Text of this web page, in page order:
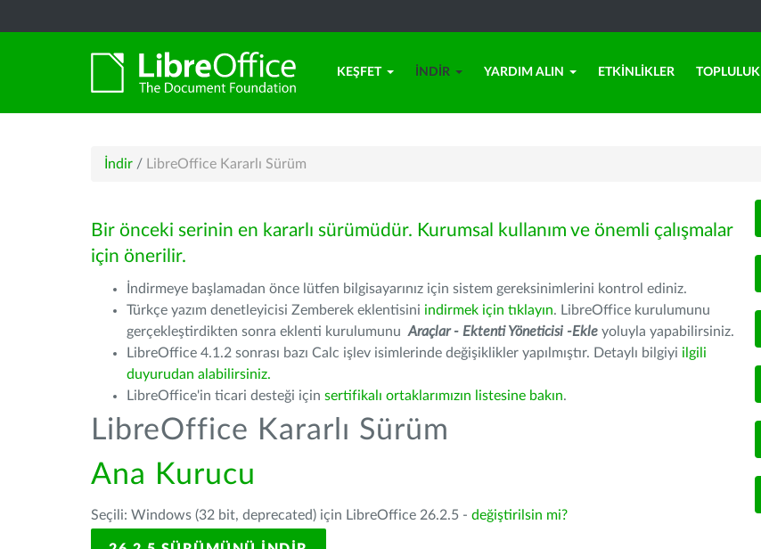
KEŞFET İNDIR YARDIM ALIN ETKINLIKLER TOPLULUK
İndir / LibreOffice Kararlı Sürüm
Bir önceki serinin en kararlı sürümüdür. Kurumsal kullanım ve önemli çalışmalar
için önerilir.
İndirmeye başlamadan önce lütfen bilgisayarınız için sistem gereksinimlerini kontrol ediniz.
Türkçe yazım denetleyicisi Zemberek eklentisini indirmek için tıklayın. LibreOffice kurulumunu
gerçekleştirdikten sonra eklenti kurulumunu Araçlar - Ektenti Yöneticisi -Ekle yoluyla yapabilirsiniz.
LibreOffice 4.1.2 sonrası bazı Calc işlev isimlerinde değişiklikler yapılmıştır. Detaylı bilgiyi ilgili
duyurudan alabilirsiniz.
LibreOffice'in ticari desteği için sertifikalı ortaklarımızın listesine bakın.
LibreOffice Kararlı Sürüm
Ana Kurucu
Seçili: Windows (32 bit, deprecated) için LibreOffice 26.2.5 - değiştirilsin mi?